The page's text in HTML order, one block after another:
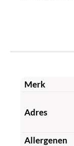
Merk
Adres
Allergenen